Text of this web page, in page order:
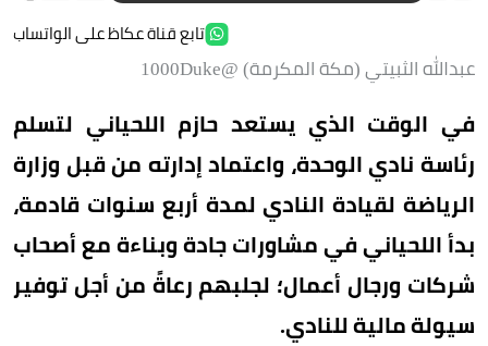
تابع قناة عكاظ على الواتساب
عبدالله الثبيتي (مكة المكرمة) @1000Duke
في الوقت الذي يستعد حازم اللحياني لتسلم
رئاسة نادي الوحدة، واعتماد إدارته من قبل وزارة
الرياضة لقيادة النادي لمدة أربع سنوات قادمة،
بدأ اللحياني في مشاورات جادة وبناءة مع أصحاب
شركات ورجال أعمال؛ لجلبهم رعاةً من أجل توفير
سيولة مالية للنادي.